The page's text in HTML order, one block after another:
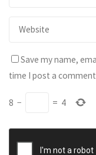
Save my name,
time I post a
8 − = 4